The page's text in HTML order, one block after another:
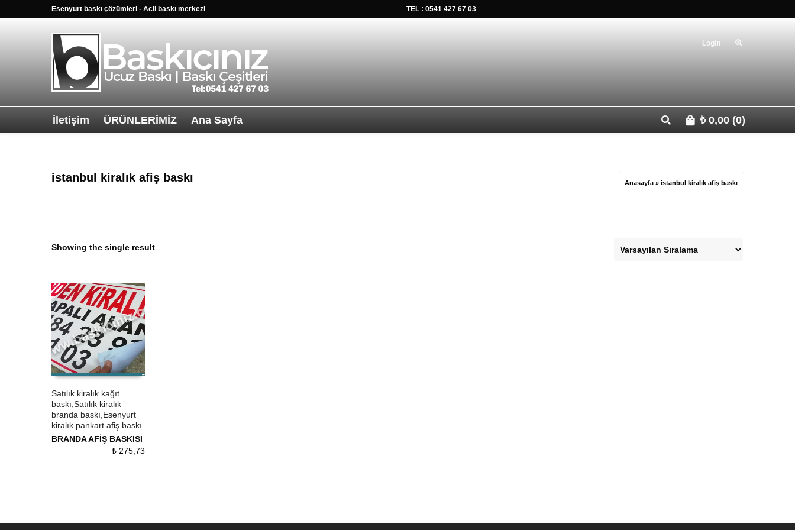
Esenyurt baskı çözümleri - Acil baskı merkezi TEL : 0541 427 67 03
Login
İletişim ÜRÜNLERİMİZ Ana Sayfa ₺0,00 (0)
istanbul kiralık afiş baskı Anasayfa » istanbul kiralık afiş baskı
Showing the single result
ÜRÜN SATIN AL
QUICK VIEW
Satılık kiralık kağıt
baskı,Satılık kiralık
branda baskı,Esenyurt
kiralık pankart afiş baskı
BRANDA AFİŞ BASKISI
₺275,73